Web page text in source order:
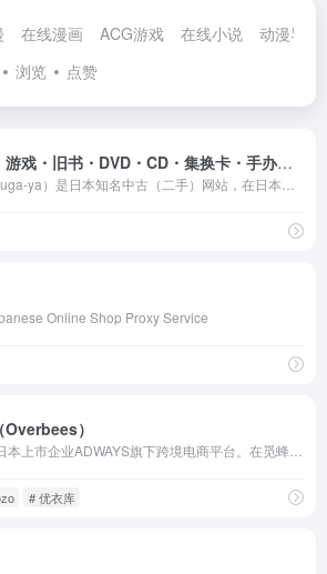
在线漫画 ACG游戏 在线小说
动漫导航
浏览 点赞
动漫周边・游戏・旧书・DVD・CD・集换卡・手办模型 尽在骏河屋
Online Shop Proxy Service
）
# 优衣库